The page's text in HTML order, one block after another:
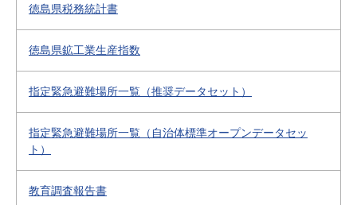
徳島県税務統計書
徳島県鉱工業生産指数
指定緊急避難場所一覧（推奨データセット）
指定緊急避難場所一覧（自治体標準オープンデータセッ
ト）
教育調査報告書